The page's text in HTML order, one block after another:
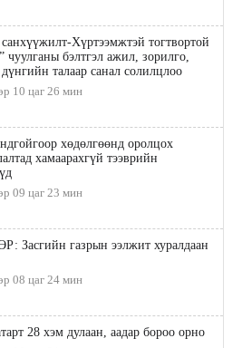
Хүртээмжтэй тогтвортой
чуулганы бэлтгэл ажил, зорилго,
талаар санал солилцлоо
10 цаг 26 мин
хөдөлгөөнд оролцох
хамаарахгүй тээврийн
09 цаг 23 мин
Засгийн газрын ээлжит хуралдаан
08 цаг 24 мин
28 хэм дулаан, аадар бороо орно